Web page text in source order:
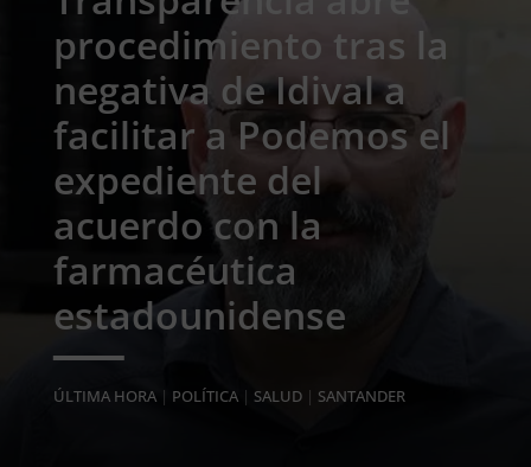
procedimiento tras la
negativa de Idival a
facilitar a Podemos el
expediente del
acuerdo con la
farmacéutica
estadounidense
ÚLTIMA HORA| POLÍTICA| SALUD| SANTANDER